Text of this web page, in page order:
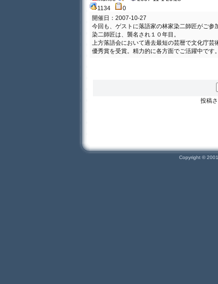
1134
0
開催日：2007-10-27
今回も、ゲストに落語家の林家染二師匠がご参
染二師匠は、襲名され１０年目。
上方落語会において過去最短の芸暦で文化庁芸
優秀賞を受賞。精力的に各方面でご活躍中です
投稿
Copyright ©